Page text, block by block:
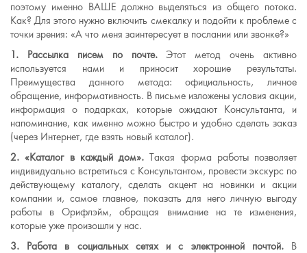
поэтому именно ВАШЕ должно выделяться из общего потока.
Как? Для этого нужно включить смекалку и подойти к проблеме с
точки зрения: «А что меня заинтересует в послании или звонке?»
1. Рассылка писем по почте.Этот метод очень активно
используется нами и приносит хорошие результаты.
Преимущества данного метода: официальность, личное
обращение, информативность. В письме изложены условия акции,
информация о подарках, которые ожидают Консультанта, и
напоминание, как именно можно быстро и удобно сделать заказ
(через Интернет, где взять новый каталог).
2. «Каталог в каждый дом». Такая форма работы позволяет
индивидуально встретиться с Консультантом, провести экскурс по
действующему каталогу, сделать акцент на новинки и акции
компании и, самое главное, показать для него личную выгоду
работы в Орифлэйм, обращая внимание на те изменения,
которые уже произошли у нас.
3. Работа в социальных сетях и с электронной почтой.В